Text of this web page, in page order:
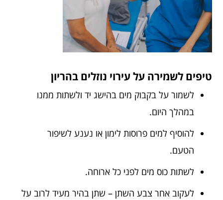
טיפים לשמירה על עירוי נוזלים בהריון
לשמור על בקבוק מים בהישג יד ולשתות ממנו
במהלך היום.
להוסיף למים פרוסות לימון או נענע לשיפור
הטעם.
לשתות כוס מים לפני כל ארוחה.
לעקוב אחר צבע השתן – שתן בהיר מעיד לרוב על